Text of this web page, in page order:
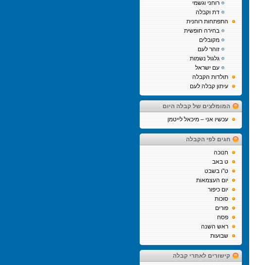
רוחני וגשמי
דת וקבלה
התפתחות רוחנית
בחירה חופשית
מקובלים
זוהר לעם
גלגול נשמות
עם ישראל
תולדות הקבלה
עיתון קבלה לעם
המומלצים של קבלה היום
עכשיו אני – מיכאל לייטמן
חגים לפי הקבלה
חנוכה
ט באב
ט"ו בשבט
יום העצמאות
יום כיפור
סוכות
פורים
פסח
ראש השנה
שבועות
קישורים לאתרי קבלה